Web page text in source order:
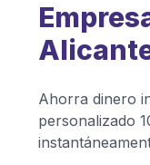
Ahorra dinero
personalizado